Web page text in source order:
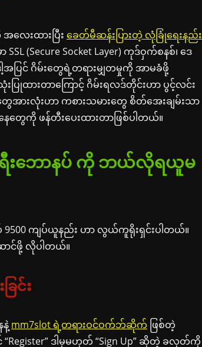
လေးထားပြီး ခေတ်မီဆန်းပြားတဲ့ လုံခြုံရေးနည်း
(Secure Socket Layer) ကုဒ်ဝှက်စနစ်၊ ဒေ
ပြင် ဂိမ်းတွေရဲ့တရားမျှတမှုကို အာမခံဖို့
းပြုထားတာကြောင့် ဂိမ်းရလဒ်တိုင်းဟာ ပွင့်လင်း
တွေအားလုံးဟာ ကစားသမားတွေ စိတ်အေးချမ်းသာ
တွေကို ဖန်တီးပေးထားတာဖြစ်ပါတယ်။
ဖရီးဘောနပ် ကို ဘယ်လိုရယူမ
9500 ကျပ်ယူနည်း ဟာ လွယ်ကူရိုးရှင်းပါတယ်။
ာင်ဖို့ လိုပါတယ်။
င်း
mm7slot ရဲ့တရားဝင်ဝက်ဘ်ဆိုက် ဖြစ်တဲ့
“Register” ဒါမှမဟုတ် “Sign Up” ဆိုတဲ့ ခလုတ်ကို